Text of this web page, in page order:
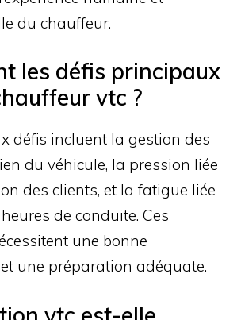
du chauffeur.
les défis principaux
vtc ?
défis incluent la gestion des
du véhicule, la pression liée
des clients, et la fatigue liée
de conduite. Ces
une bonne
une préparation adéquate.